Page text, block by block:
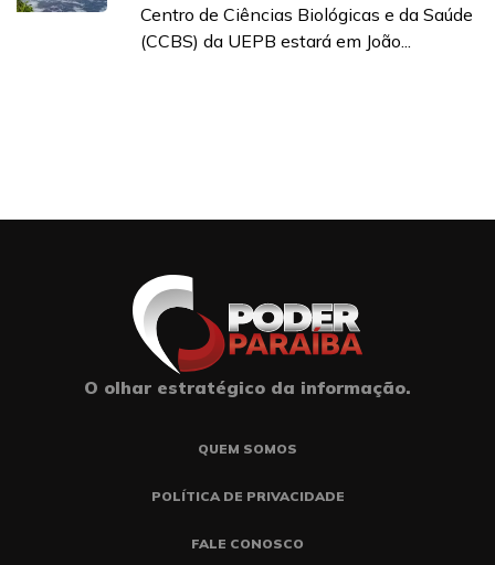
Centro de Ciências Biológicas e da Saúde
(CCBS) da UEPB estará em João...
O olhar estratégico da informação.
QUEM SOMOS
POLÍTICA DE PRIVACIDADE
FALE CONOSCO